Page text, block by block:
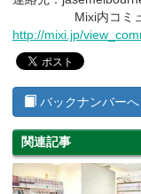
Mixi内コミュニ
http://mixi.jp/
バックナンバーへ
関連記事